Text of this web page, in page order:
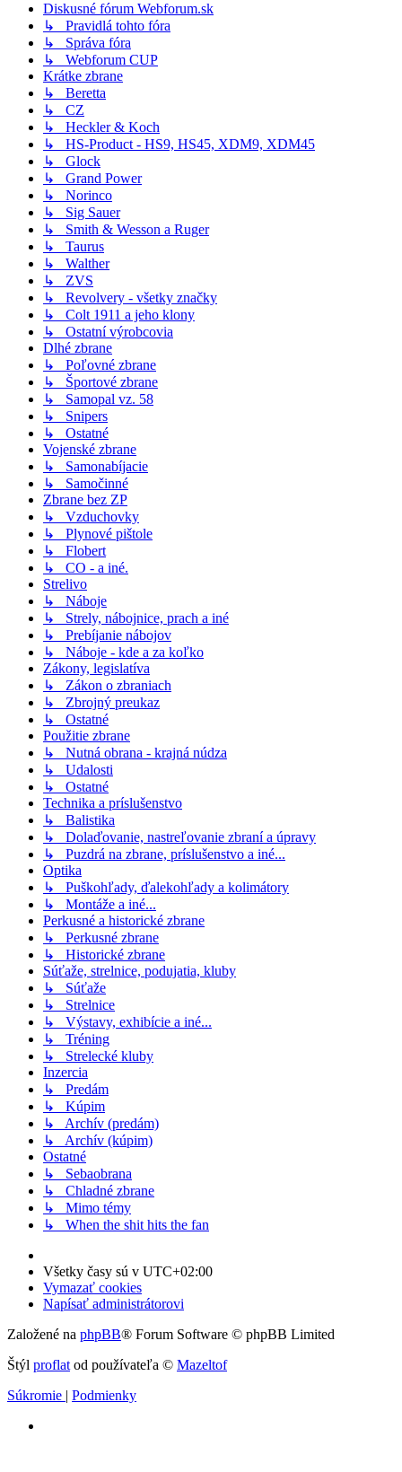
Diskusné fórum Webforum.sk
↳ Pravidlá tohto fóra
↳ Správa fóra
↳ Webforum CUP
Krátke zbrane
↳ Beretta
↳ CZ
↳ Heckler & Koch
↳ HS-Product - HS9, HS45, XDM9, XDM45
↳ Glock
↳ Grand Power
↳ Norinco
↳ Sig Sauer
↳ Smith & Wesson a Ruger
↳ Taurus
↳ Walther
↳ ZVS
↳ Revolvery - všetky značky
↳ Colt 1911 a jeho klony
↳ Ostatní výrobcovia
Dlhé zbrane
↳ Poľovné zbrane
↳ Športové zbrane
↳ Samopal vz. 58
↳ Snipers
↳ Ostatné
Vojenské zbrane
↳ Samonabíjacie
↳ Samočinné
Zbrane bez ZP
↳ Vzduchovky
↳ Plynové pištole
↳ Flobert
↳ CO - a iné.
Strelivo
↳ Náboje
↳ Strely, nábojnice, prach a iné
↳ Prebíjanie nábojov
↳ Náboje - kde a za koľko
Zákony, legislatíva
↳ Zákon o zbraniach
↳ Zbrojný preukaz
↳ Ostatné
Použitie zbrane
↳ Nutná obrana - krajná núdza
↳ Udalosti
↳ Ostatné
Technika a príslušenstvo
↳ Balistika
↳ Dolaďovanie, nastreľovanie zbraní a úpravy
↳ Puzdrá na zbrane, príslušenstvo a iné...
Optika
↳ Puškohľady, ďalekohľady a kolimátory
↳ Montáže a iné...
Perkusné a historické zbrane
↳ Perkusné zbrane
↳ Historické zbrane
Súťaže, strelnice, podujatia, kluby
↳ Súťaže
↳ Strelnice
↳ Výstavy, exhibície a iné...
↳ Tréning
↳ Strelecké kluby
Inzercia
↳ Predám
↳ Kúpim
↳ Archív (predám)
↳ Archív (kúpim)
Ostatné
↳ Sebaobrana
↳ Chladné zbrane
↳ Mimo témy
↳ When the shit hits the fan
Všetky časy sú v UTC+02:00
Vymazať cookies
Napísať administrátorovi
Založené na phpBB® Forum Software © phpBB Limited
Štýl proflat od používateľa © Mazeltof
Súkromie | Podmienky